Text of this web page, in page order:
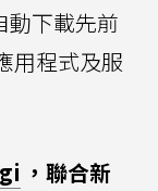
動下載先前
用程式及服
，聯合新